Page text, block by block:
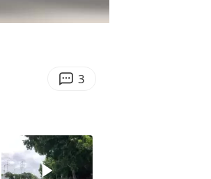
Enter
3